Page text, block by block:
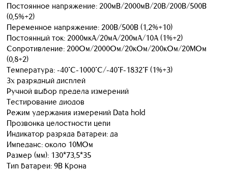
Постоянное напряжение: 200мВ/2000мВ/20В/200В/500В
(0,5%+2)
Переменное напряжение: 200В/500В (1,2%+10)
Постоянный ток: 2000мкА/20мА/200мА/10А (1%+2)
Сопротивление: 200Ом/2000Ом/20кОм/200кОм/20МОм
(0,8+2)
Температура: -40°С-1000°C/-40°F-1832°F (1%+3)
3х разрядный дисплей
Ручной выбор предела измерений
Тестирование диодов
Режим удержания измерений Data hold
Прозвонка целостности цепи
Индикатор разряда батареи: да
Импеданс: около 10МОм
Размер (мм): 130*73,5*35
Тип батареи: 9В Крона